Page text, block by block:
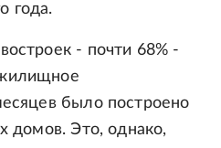
года.
- почти 68% -
было построено
домов. Это, однако,